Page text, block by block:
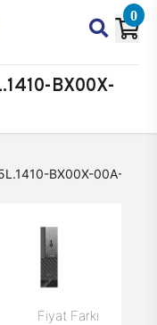
0
BX00X-
BX00X-00A-K
Fiyat Farkı